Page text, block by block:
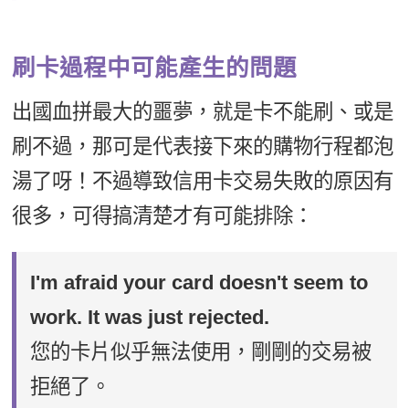
刷卡過程中可能產生的問題
出國血拼最大的噩夢，就是卡不能刷、或是
刷不過，那可是代表接下來的購物行程都泡
湯了呀！不過導致信用卡交易失敗的原因有
很多，可得搞清楚才有可能排除：
I'm afraid your card doesn't seem to
work. It was just rejected.
您的卡片似乎無法使用，剛剛的交易被
拒絕了。